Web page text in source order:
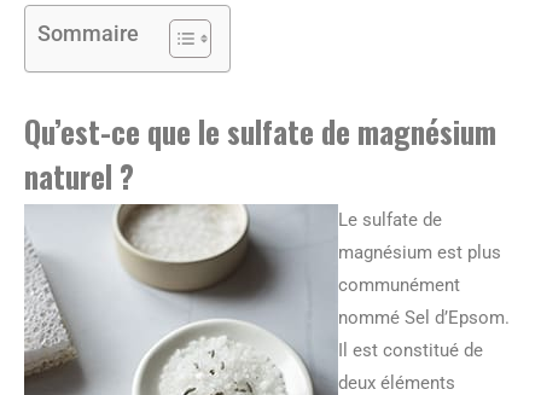
Sommaire
Qu’est-ce que le sulfate de magnésium
naturel ?
Le sulfate de
magnésium est plus
communément
nommé Sel d’Epsom.
Il est constitué de
deux éléments